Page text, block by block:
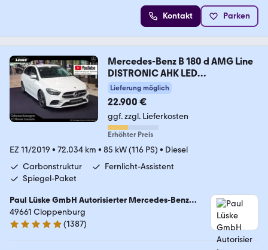
Kontakt Parken
Mercedes-Benz B 180 d AMG Line
DISTRONIC AHK LED
Rückfahrkamer
Lieferung möglich
22.900 €
ggf. zzgl. Lieferkosten
Erhöhter Preis
EZ 11/2019 • 72.034 km • 85 kW (116 PS) • Diesel
Carbonstruktur
Fernlicht-Assistent
Spiegel-Paket
Paul Lüske GmbH Autorisierter Mercedes-Benz
Service & Junge Sterne Verkauf
49661 Cloppenburg
4.9 Sterne
(1387)